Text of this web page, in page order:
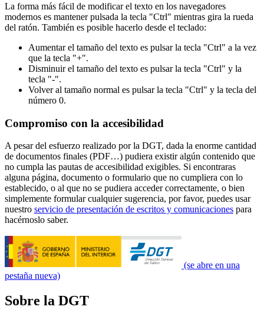
La forma más fácil de modificar el texto en los navegadores
modernos es mantener pulsada la tecla "Ctrl" mientras gira la rueda
del ratón. También es posible hacerlo desde el teclado:
Aumentar el tamaño del texto es pulsar la tecla "Ctrl" a la vez
que la tecla "+".
Disminuir el tamaño del texto es pulsar la tecla "Ctrl" y la
tecla "-".
Volver al tamaño normal es pulsar la tecla "Ctrl" y la tecla del
número 0.
Compromiso con la accesibilidad
A pesar del esfuerzo realizado por la DGT, dada la enorme cantidad
de documentos finales (PDF…) pudiera existir algún contenido que
no cumpla las pautas de accesibilidad exigibles. Si encontraras
alguna página, documento o formulario que no cumpliera con lo
establecido, o al que no se pudiera acceder correctamente, o bien
simplemente formular cualquier sugerencia, por favor, puedes usar
nuestro servicio de presentación de escritos y comunicaciones para
hacérnoslo saber.
(se abre en una
pestaña nueva)
Sobre la DGT